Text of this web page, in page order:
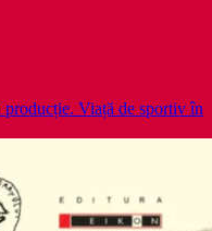
producție. Viață de sportiv în